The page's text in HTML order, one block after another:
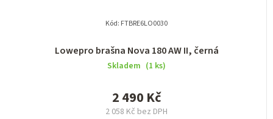
Lowepro brašna Nova 180 AW II, černá
Skladem (1 ks)
2 058 Kč bez DPH
2 490 Kč
Kód: FTBRE6LO0030